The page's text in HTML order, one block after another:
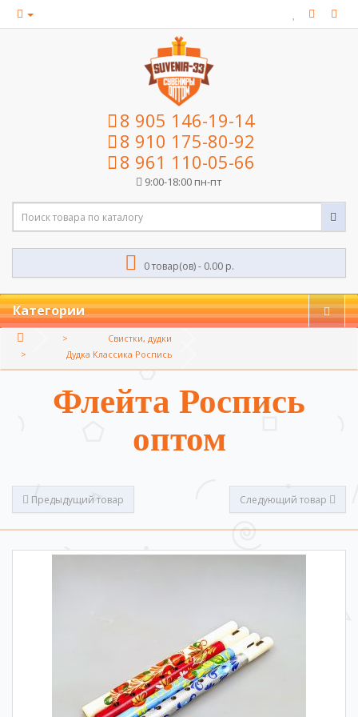
8 905 146-19-14
8 910 175-80-92
8 961 110-05-66
9:00-18:00 пн-пт
0 товар(ов) - 0.00 р.
Категории
Свистки, дудки
Дудка Классика Роспись
Флейта Роспись
оптом
Предыдущий товар Следующий товар